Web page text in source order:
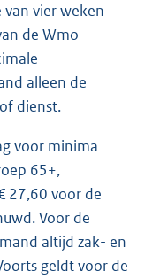
vier weken
de Wmo
alleen de
dienst.
voor minima
65+,
27,60 voor de
Voor de
altijd zak- en
geldt voor de